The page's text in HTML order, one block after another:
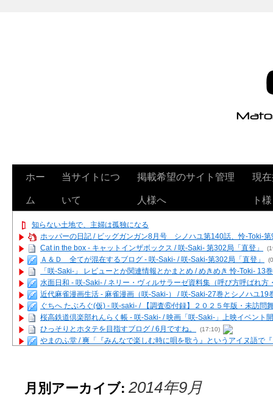
ホー
ム
当サイトにつ
いて
掲載希望のサイト管理
人様へ
現
ト様
知らない土地で、主婦は孤独になる
ホッパーの日記 / ビッグガンガン8月号 シノハユ第140話、怜-Toki-第
Cat in the box - キャットインザボックス / 咲-Saki- 第302局「直登」
Ａ＆Ｄ 全てが混在するブログ - 咲-Saki- / 咲-Saki-第302局「直登」
「咲-Saki-」 レビューとか関連情報とかまとめ / めきめき 怜-Toki- 13
水面日和 - 咲-Saki- / ネリー・ヴィルサラーゼ資料集（呼び方呼ばれ方
近代麻雀漫画生活 - 麻雀漫画（咲-Saki-） / 咲-Saki-27巻とシノハユ
ぐちへ たぶろぐ(仮) - 咲-saki- / 【調査⑥付録】２０２５年版・未訪問
桜高鉄道倶楽部れんらく帳 - 咲-Saki- / 映画「咲-Saki-」上映イベント
ひっそりとホタテを目指すブログ / 6月ですね。
(17:10)
やまのふ堂 / 爽「『みんなで楽しむ時に唄を歌う』というアイヌ語で
咲クラ女子 - 咲-Saki- / 姫松の上重漫ちゃんと演じている伊達朱里紗さ
月別アーカイブ: 2014年9月